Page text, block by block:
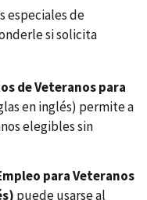
especiales de
si solicita
de Veteranos para
en inglés) permite a
elegibles sin
para Veteranos
puede usarse al